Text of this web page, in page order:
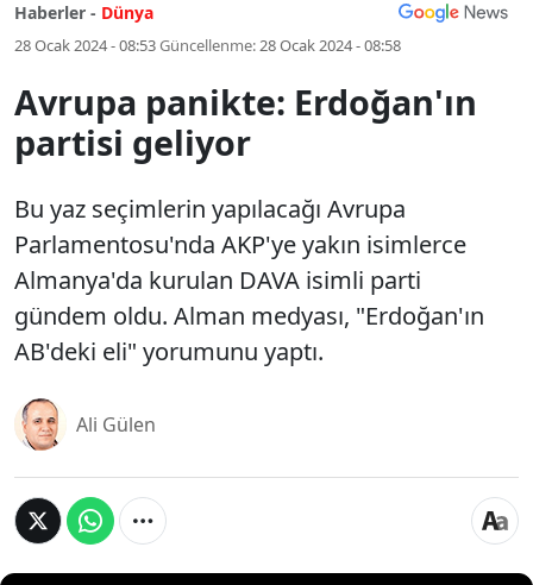
Haberler - Dünya
28 Ocak 2024 - 08:53Güncellenme:28 Ocak 2024 - 08:58
Avrupa panikte: Erdoğan'ın
partisi geliyor
Bu yaz seçimlerin yapılacağı Avrupa
Parlamentosu'nda AKP'ye yakın isimlerce
Almanya'da kurulan DAVA isimli parti
gündem oldu. Alman medyası, "Erdoğan'ın
AB'deki eli" yorumunu yaptı.
Ali Gülen